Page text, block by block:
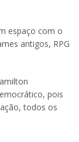
espaço com o
antigos, RPG
pois
todos os